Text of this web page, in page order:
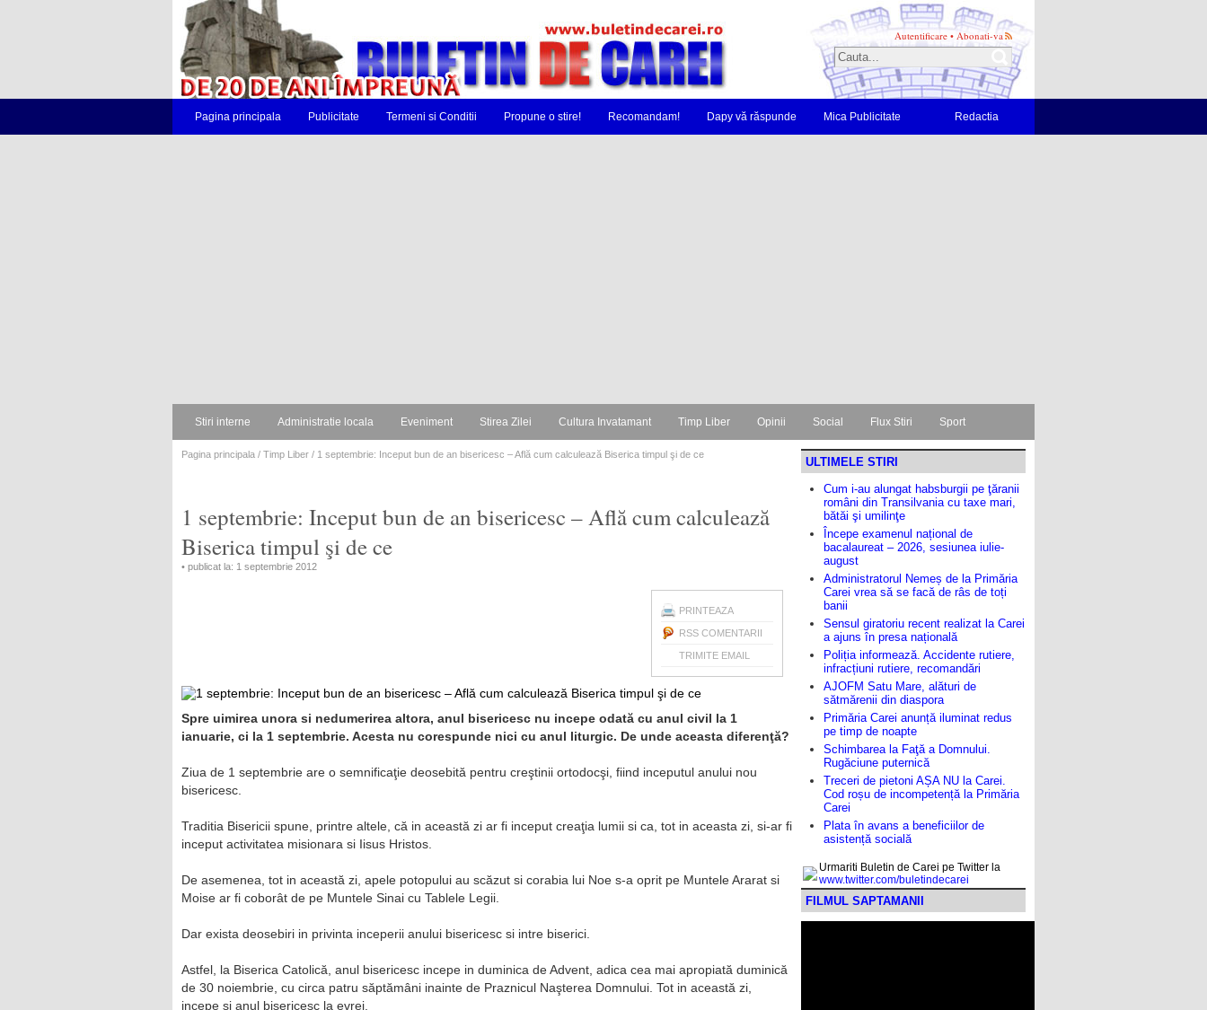
Autentificare • Abonati-va
Pagina principala Publicitate Termeni si Conditii Propune o stire! Recomandam! Dapy vă răspunde Mica Publicitate Redactia
Stiri interne Administratie locala Eveniment Stirea Zilei Cultura Invatamant Timp Liber Opinii Social Flux Stiri Sport
Pagina principala / Timp Liber / 1 septembrie: Inceput bun de an bisericesc – Află cum calculează Biserica timpul şi de ce
1 septembrie: Inceput bun de an bisericesc – Află cum calculează
Biserica timpul şi de ce
• publicat la: 1 septembrie 2012
PRINTEAZA
RSS COMENTARII
TRIMITE EMAIL
Spre uimirea unora si nedumerirea altora, anul bisericesc nu incepe odată cu anul civil la 1
ianuarie, ci la 1 septembrie. Acesta nu corespunde nici cu anul liturgic. De unde aceasta diferenţă?
Ziua de 1 septembrie are o semnificaţie deosebită pentru creştinii ortodocşi, fiind inceputul anului nou
bisericesc.
Traditia Bisericii spune, printre altele, că in această zi ar fi inceput creaţia lumii si ca, tot in aceasta zi, si-ar fi
inceput activitatea misionara si Iisus Hristos.
De asemenea, tot in această zi, apele potopului au scăzut si corabia lui Noe s-a oprit pe Muntele Ararat si
Moise ar fi coborât de pe Muntele Sinai cu Tablele Legii.
Dar exista deosebiri in privinta inceperii anului bisericesc si intre biserici.
Astfel, la Biserica Catolică, anul bisericesc incepe in duminica de Advent, adica cea mai apropiată duminică
de 30 noiembrie, cu circa patru săptămâni inainte de Praznicul Naşterea Domnului. Tot in această zi,
incepe si anul bisericesc la evrei.
ULTIMELE STIRI
Cum i-au alungat habsburgii pe ţăranii
români din Transilvania cu taxe mari,
bătăi şi umilinţe
Începe examenul național de
bacalaureat – 2026, sesiunea iulie-
august
Administratorul Nemeș de la Primăria
Carei vrea să se facă de râs de toți
banii
Sensul giratoriu recent realizat la Carei
a ajuns în presa națională
Poliția informează. Accidente rutiere,
infracțiuni rutiere, recomandări
AJOFM Satu Mare, alături de
sătmărenii din diaspora
Primăria Carei anunță iluminat redus
pe timp de noapte
Schimbarea la Faţă a Domnului.
Rugăciune puternică
Treceri de pietoni AȘA NU la Carei.
Cod roșu de incompetență la Primăria
Carei
Plata în avans a beneficiilor de
asistență socială
Urmariti Buletin de Carei pe Twitter la
www.twitter.com/buletindecarei
FILMUL SAPTAMANII